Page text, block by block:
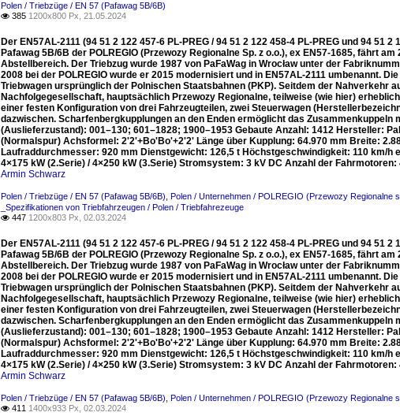
Polen / Triebzüge / EN 57 (Pafawag 5B/6B)
 385 1200x800 Px, 21.05.2024
Der EN57AL-2111 (94 51 2 122 457-6 PL-PREG / 94 51 2 122 458-4 PL-PREG und 94 51
Pafawag 5B/6B der POLREGIO (Przewozy Regionalne Sp. z o.o.), ex EN57-1685, fährt
Abstellbereich. Der Triebzug wurde 1987 von PaFaWag in Wrocław unter der
2008 bei der POLREGIO wurde er 2015 modernisiert und in EN57AL-2111 umbenannt.
Triebwagen ursprünglich der Polnischen Staatsbahnen (PKP). Seitdem der Nahverkehr
Nachfolgegesellschaft, hauptsächlich Przewozy Regionalne, teilweise (wie hier)
einer festen Konfiguration von drei Fahrzeugteilen, zwei Steuerwagen
dazwischen. Scharfenbergkupplungen an den Enden ermöglicht das Zusammenkuppeln
(Auslieferzustand): 001–130; 601–1828; 1900–1953 Gebaute Anzahl: 1412 Hersteller:
(Normalspur) Achsformel: 2'2'+Bo'Bo'+2'2' Länge über Kupplung: 64.970 mm Breite:
Laufraddurchmesser: 920 mm Dienstgewicht: 126,5 t Höchstgeschwindigkeit: 110 km/h
4×175 kW (2.Serie) / 4×250 kW (3.Serie) Stromsystem: 3 kV DC Anzahl der
Armin Schwarz
Polen / Triebzüge / EN 57 (Pafawag 5B/6B) Polen / Unternehmen / POLREGIO (Przewozy Regionalne
_Spezifikationen von Triebfahrzeugen / Polen / Triebfahrezeuge
 447 1200x803 Px, 02.03.2024
Der EN57AL-2111 (94 51 2 122 457-6 PL-PREG / 94 51 2 122 458-4 PL-PREG und 94 51
Pafawag 5B/6B der POLREGIO (Przewozy Regionalne Sp. z o.o.), ex EN57-1685, fährt
Abstellbereich. Der Triebzug wurde 1987 von PaFaWag in Wrocław unter der
2008 bei der POLREGIO wurde er 2015 modernisiert und in EN57AL-2111 umbenannt.
Triebwagen ursprünglich der Polnischen Staatsbahnen (PKP). Seitdem der Nahverkehr
Nachfolgegesellschaft, hauptsächlich Przewozy Regionalne, teilweise (wie hier)
einer festen Konfiguration von drei Fahrzeugteilen, zwei Steuerwagen
dazwischen. Scharfenbergkupplungen an den Enden ermöglicht das Zusammenkuppeln
(Auslieferzustand): 001–130; 601–1828; 1900–1953 Gebaute Anzahl: 1412 Hersteller:
(Normalspur) Achsformel: 2'2'+Bo'Bo'+2'2' Länge über Kupplung: 64.970 mm Breite:
Laufraddurchmesser: 920 mm Dienstgewicht: 126,5 t Höchstgeschwindigkeit: 110 km/h
4×175 kW (2.Serie) / 4×250 kW (3.Serie) Stromsystem: 3 kV DC Anzahl der
Armin Schwarz
Polen / Triebzüge / EN 57 (Pafawag 5B/6B) Polen / Unternehmen / POLREGIO (Przewozy Regionalne
 411 1400x933 Px, 02.03.2024